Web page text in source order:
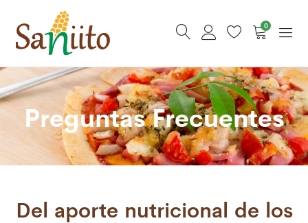
0
Preguntas Frecuentes
Del aporte nutricional de los